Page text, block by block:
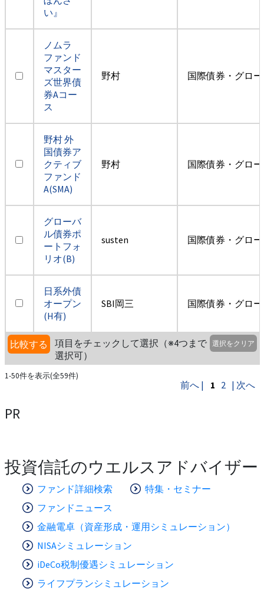
い』
ノムラ
ファンド
マスター
ズ世界債
券Aコー
ス
野村 国際債券・グロ
野村 外
国債券ア
クティブ
ファンド
A(SMA)
野村 国際債券・グロ
グローバ
ル債券ポ
ートフォ
リオ(B)
susten 国際債券・グロ
日系外債
オープン
(H有)
SBI岡三 国際債券・グロ
比較する
項目をチェックして選択（※4つまで
選択可）
選択をクリア
1-50件を表示(全59件)
前へ | 1 2 | 次へ
PR
投資信託のウエルスアドバイザー
ファンド詳細検索
特集・セミナー
ファンドニュース
金融電卓（資産形成・運用シミュレーション）
NISAシミュレーション
iDeCo税制優遇シミュレーション
ライフプランシミュレーション